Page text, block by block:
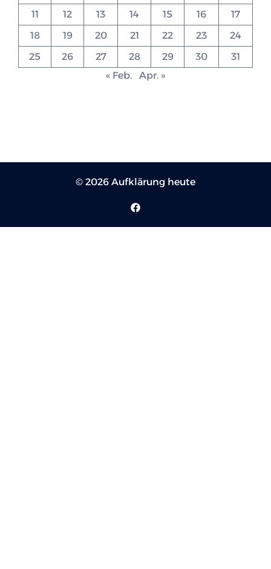
11
12 13 14 15 16
17
18
19 20 21 22 23
24
25
26 27 28 29 30
31
« Feb.
Apr. »
© 2026 Aufklärung heute